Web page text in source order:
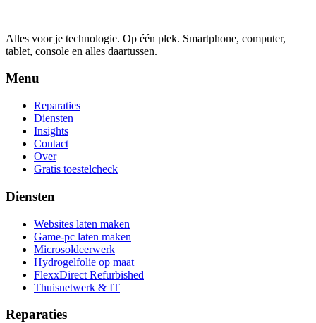
Alles voor je technologie. Op één plek. Smartphone, computer,
tablet, console en alles daartussen.
Menu
Reparaties
Diensten
Insights
Contact
Over
Gratis toestelcheck
Diensten
Websites laten maken
Game-pc laten maken
Microsoldeerwerk
Hydrogelfolie op maat
FlexxDirect Refurbished
Thuisnetwerk & IT
Reparaties